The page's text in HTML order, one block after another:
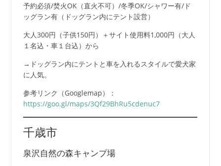
予約必須/焚火OK（直火不可）/冬季OK/シャワー有/ド
ッグラン有（ドッグラン内にテント設営）
大人300円（子供150円）＋サイト使用料1,000円（大人
１名込・車１台込）から
→ドッグラン内にテントと車を入れるスタイルで愛犬家
に人気。
参考リンク（Googlemap）：
https://goo.gl/maps/3Qf29BhRu5cdenuc7
千歳市
泉沢自然の森キャンプ場